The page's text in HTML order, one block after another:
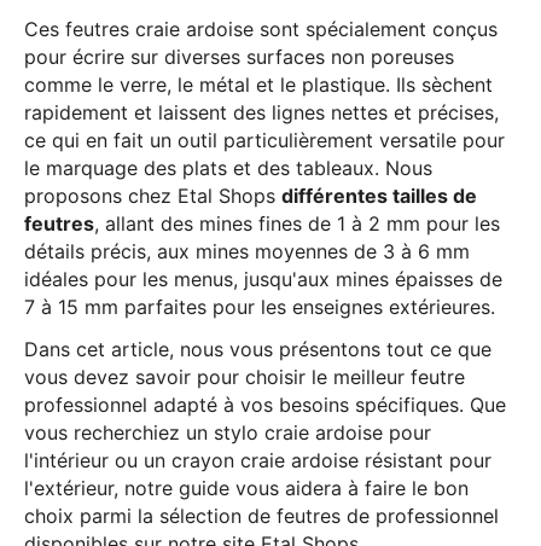
Ces feutres craie ardoise sont spécialement conçus
pour écrire sur diverses surfaces non poreuses
comme le verre, le métal et le plastique. Ils sèchent
rapidement et laissent des lignes nettes et précises,
ce qui en fait un outil particulièrement versatile pour
le marquage des plats et des tableaux. Nous
proposons chez Etal Shops différentes tailles de
feutres, allant des mines fines de 1 à 2 mm pour les
détails précis, aux mines moyennes de 3 à 6 mm
idéales pour les menus, jusqu'aux mines épaisses de
7 à 15 mm parfaites pour les enseignes extérieures.
Dans cet article, nous vous présentons tout ce que
vous devez savoir pour choisir le meilleur feutre
professionnel adapté à vos besoins spécifiques. Que
vous recherchiez un stylo craie ardoise pour
l'intérieur ou un crayon craie ardoise résistant pour
l'extérieur, notre guide vous aidera à faire le bon
choix parmi la sélection de feutres de professionnel